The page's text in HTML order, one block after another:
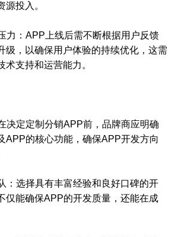
投入。
力：APP上线后需不断根据用户反馈
级，以确保用户体验的持续优化，这需
支持和运营能力。
决定定制分销APP前，品牌商应明确
APP的核心功能，确保APP开发方向
：选择具有丰富经验和良好口碑的开
仅能确保APP的开发质量，还能在成